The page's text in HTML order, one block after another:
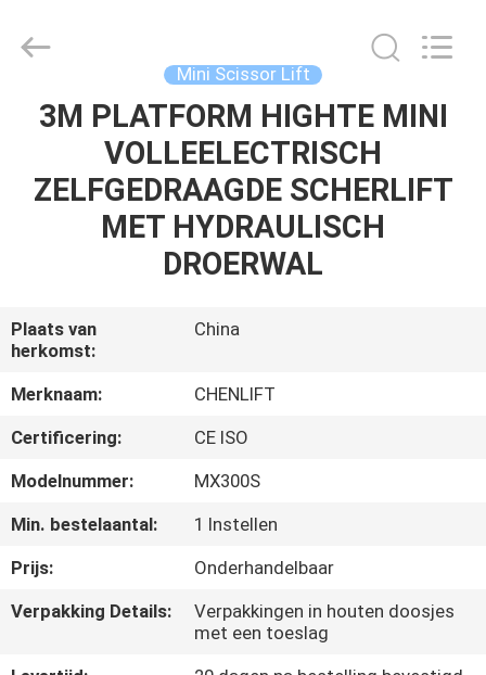
HUIS
PRODUCTEN
FABRIEKSTOCHT
KWALITEITSCONTROLE
NEEM
CONTACT
MET
ONS
LTD.
Mini Scissor Lift
3M PLATFORM HIGHTE MINI
VOLLEELECTRISCH
ZELFGEDRAAGDE SCHERLIFT
MET HYDRAULISCH
DROERWAL
Plaats van
herkomst:
China
Merknaam:
CHENLIFT
Certificering:
CE ISO
Modelnummer:
MX300S
Min. bestelaantal:
1 Instellen
Prijs:
Onderhandelbaar
Verpakking Details:
Verpakkingen in houten doosjes
met een toeslag